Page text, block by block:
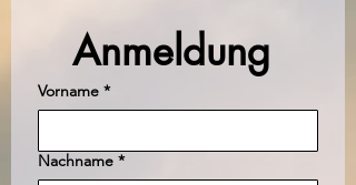
Vorname *
Nachname *